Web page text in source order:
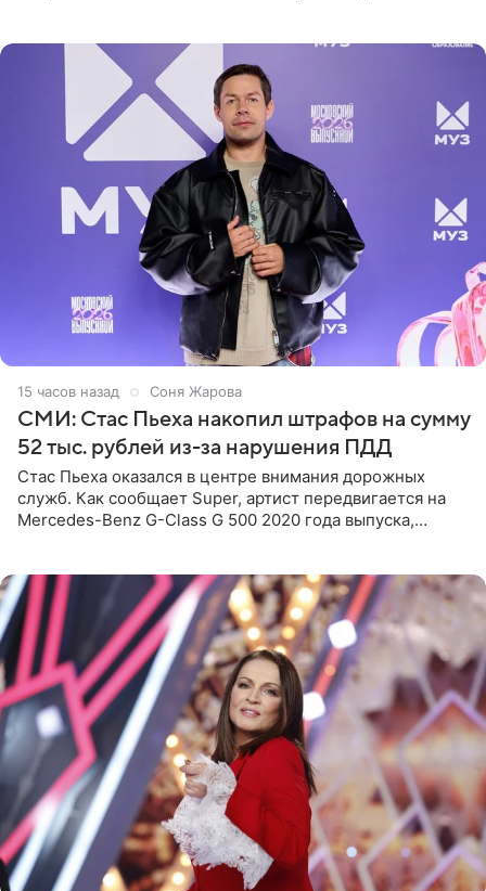
15 часов назад Соня Жарова
СМИ: Стас Пьеха накопил штрафов на сумму
52 тыс. рублей из-за нарушения ПДД
Стас Пьеха оказался в центре внимания дорожных
служб. Как сообщает Super, артист передвигается на
Mercedes-Benz G-Class G 500 2020 года выпуска,